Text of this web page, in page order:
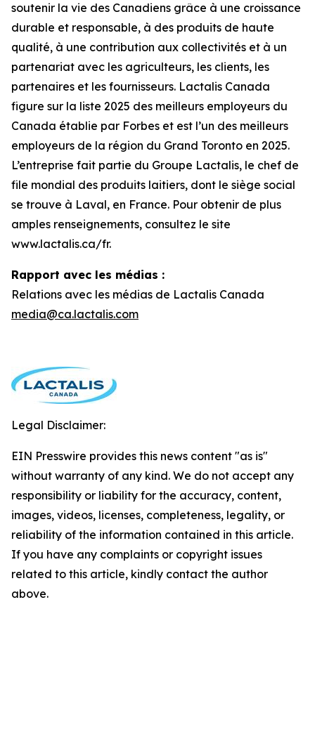
soutenir la vie des Canadiens grâce à une croissance
durable et responsable, à des produits de haute
qualité, à une contribution aux collectivités et à un
partenariat avec les agriculteurs, les clients, les
partenaires et les fournisseurs. Lactalis Canada
figure sur la liste 2025 des meilleurs employeurs du
Canada établie par Forbes et est l’un des meilleurs
employeurs de la région du Grand Toronto en 2025.
L’entreprise fait partie du Groupe Lactalis, le chef de
file mondial des produits laitiers, dont le siège social
se trouve à Laval, en France. Pour obtenir de plus
amples renseignements, consultez le site
www.lactalis.ca/fr.
Rapport avec les médias :
Relations avec les médias de Lactalis Canada
media@ca.lactalis.com
Legal Disclaimer:
EIN Presswire provides this news content "as is"
without warranty of any kind. We do not accept any
responsibility or liability for the accuracy, content,
images, videos, licenses, completeness, legality, or
reliability of the information contained in this article.
If you have any complaints or copyright issues
related to this article, kindly contact the author
above.